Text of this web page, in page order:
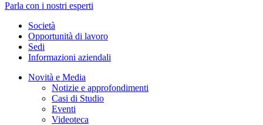
Parla con i nostri esperti
Società
Opportunità di lavoro
Sedi
Informazioni aziendali
Novità e Media
Notizie e approfondimenti
Casi di Studio
Eventi
Videoteca